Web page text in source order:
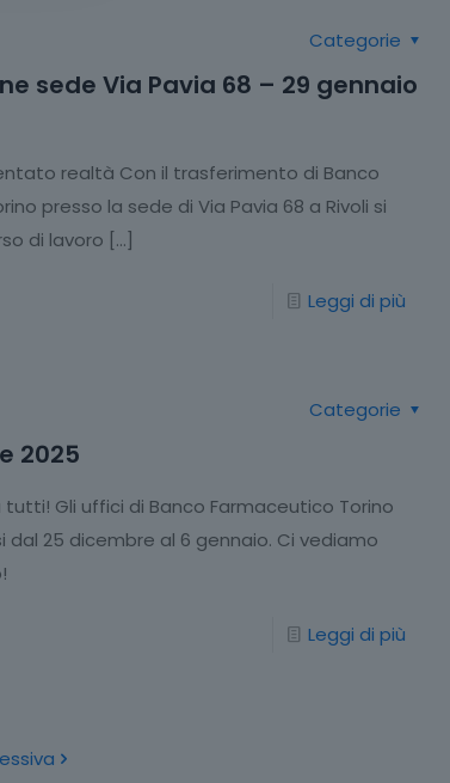
Categorie
sede Via Pavia 68 – 29 gennaio
realtà Con il trasferimento di Banco
presso la sede di Via Pavia 68 a Rivoli si
di lavoro […]
Leggi di più
Categorie
2025
tutti! Gli uffici di Banco Farmaceutico Torino
dal 25 dicembre al 6 gennaio. Ci vediamo
Leggi di più